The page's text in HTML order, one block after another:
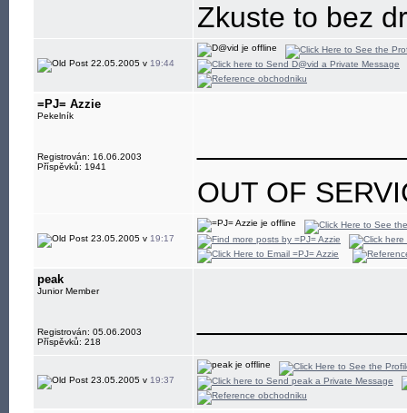
Zkuste to bez
22.05.2005 v 19:44
=PJ= Azzie
Pekelník
Registrován: 16.06.2003
Příspěvků: 1941
OUT OF
23.05.2005 v 19:17
peak
Junior Member
Registrován: 05.06.2003
Příspěvků: 218
23.05.2005 v 19:37